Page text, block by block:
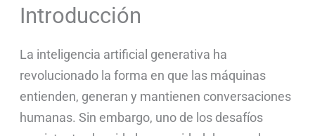
Introducción
La inteligencia artificial generativa ha
revolucionado la forma en que las máquinas
entienden, generan y mantienen conversaciones
humanas. Sin embargo, uno de los desafíos